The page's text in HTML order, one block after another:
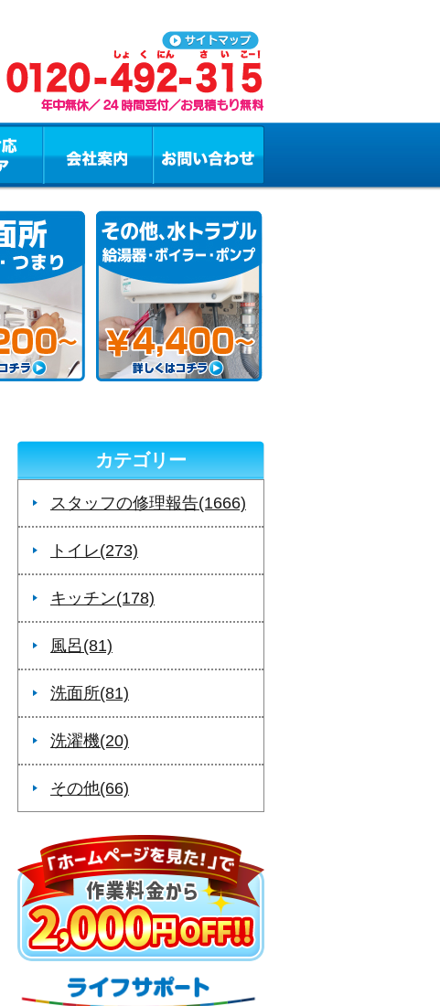
カテゴリー
スタッフの修理報告(1666)
トイレ(273)
キッチン(178)
風呂(81)
洗面所(81)
洗濯機(20)
その他(66)